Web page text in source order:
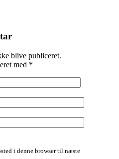
blive publiceret.
med *
i denne browser til næste